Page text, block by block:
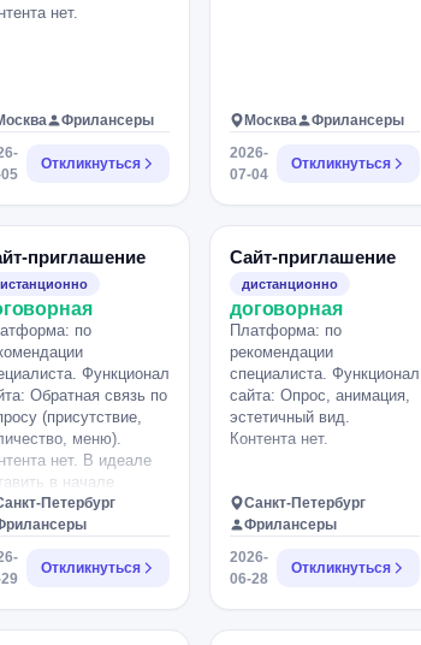
стиль европейской
летней вечеринки.
Вдохновение:
итальянские
ресторанчики; лето на
Амальфитанском
яркие акценты;
журнальная эстетика;
Pinterest. Цветовая
палитра: молочный;
терракотовый; лимонный;
оливковый; насыщенный
зеленый; красный как
акцент. Шрифты —
современные, с
перегруженности.
Желательно
использовать легкие
анимации появления
1. Первый экран Большой
заголовок: 5 YEARS OF
нет.
Фрилансеры
Откликнуться
Москва
Фрилансеры
2026-
07-04
Откликнуться
приглашение
по
Функционал
Обратная связь по
(присутствие,
меню).
нет. В идеале
в начале
стоп моушен
Петербург
Откликнуться
Сайт-приглашение
дистанционно
договорная
Платформа: по
рекомендации
специалиста. Функционал
сайта: Опрос, анимация,
эстетичный вид.
Контента нет.
Санкт-Петербург
Фрилансеры
2026-
06-28
Откликнуться